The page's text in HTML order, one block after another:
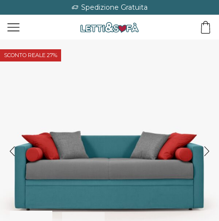
Spedizione Gratuita
SCONTO REALE 27%